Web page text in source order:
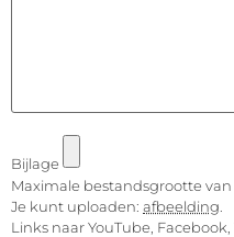
Bijlage
Maximale bestandsgrootte van
Je kunt uploaden: afbeelding
Links naar YouTube,